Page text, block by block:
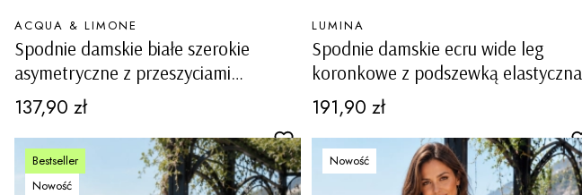
Spodnie damskie białe szerokie
asymetryczne z przeszyciami
kieszeniami i podszewką boho
Quincinetto
PRODUCENT
ACQUA & LIMONE
Cena
137,90 zł
Spodnie damskie ecru wide leg
koronkowe z podszewką elastyczna
talia suwak z boku boho Vinovo
PRODUCENT
LUMINA
Cena
191,90 zł
Bestseller
Nowość
Nowość